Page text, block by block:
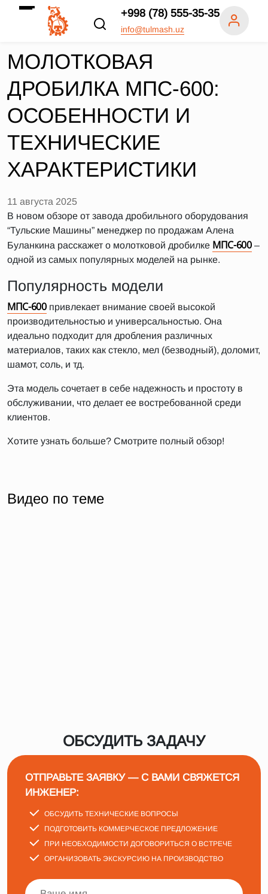
+998 (78) 555-35-35
info@tulmash.uz
МОЛОТКОВАЯ
ДРОБИЛКА МПС-600:
ОСОБЕННОСТИ И
ТЕХНИЧЕСКИЕ
ХАРАКТЕРИСТИКИ
11 августа 2025
В новом обзоре от завода дробильного оборудования
“Тульские Машины” менеджер по продажам Алена
Буланкина расскажет о молотковой дробилке МПС-600–
одной из самых популярных моделей на рынке.
Популярность модели
МПС-600привлекает внимание своей высокой
производительностью и универсальностью. Она
идеально подходит для дробления различных
материалов, таких как стекло, мел (безводный), доломит,
шамот, соль, и тд.
Эта модель сочетает в себе надежность и простоту в
обслуживании, что делает ее востребованной среди
клиентов.
Хотите узнать больше? Смотрите полный обзор!
Видео по теме
ОБСУДИТЬ ЗАДАЧУ
ОТПРАВЬТЕ ЗАЯВКУ — С ВАМИ СВЯЖЕТСЯ
ИНЖЕНЕР:
ОБСУДИТЬ ТЕХНИЧЕСКИЕ ВОПРОСЫ
ПОДГОТОВИТЬ КОММЕРЧЕСКОЕ ПРЕДЛОЖЕНИЕ
ПРИ НЕОБХОДИМОСТИ ДОГОВОРИТЬСЯ О ВСТРЕЧЕ
ОРГАНИЗОВАТЬ ЭКСКУРСИЮ НА ПРОИЗВОДСТВО